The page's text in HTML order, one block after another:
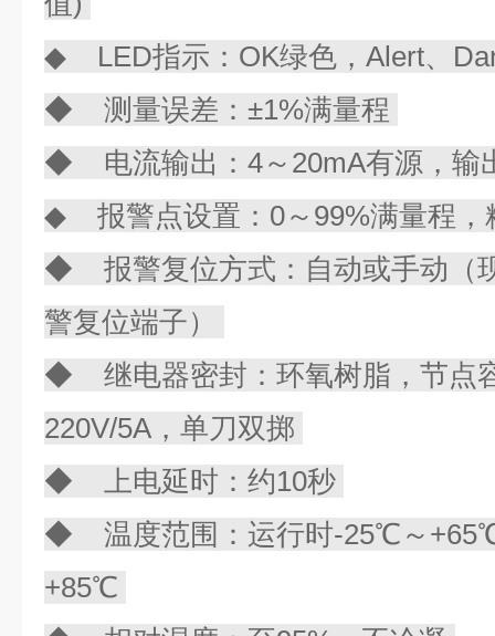
◆ LED指示：OK绿色，Alert、
◆ 测量误差：±1%满量程
◆ 电流输出：4～20mA有源，输
◆ 报警点设置：0～99%满量程，
◆ 报警复位方式：自动或手动（
警复位端子）
◆ 继电器密封：环氧树脂，节点
220V/5A，单刀双掷
◆ 上电延时：约10秒
◆ 温度范围：运行时-25℃～
+85℃